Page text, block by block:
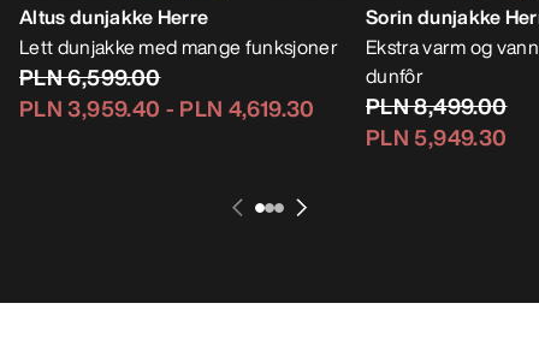
Altus dunjakke Herre
Lett dunjakke med mange funksjoner
PLN 6,599.00
PLN 3,959.40 - PLN 4,619.30
Sorin dunjakke
Ekstra varm og
dunfôr
PLN 8,499.00
PLN 5,949.30